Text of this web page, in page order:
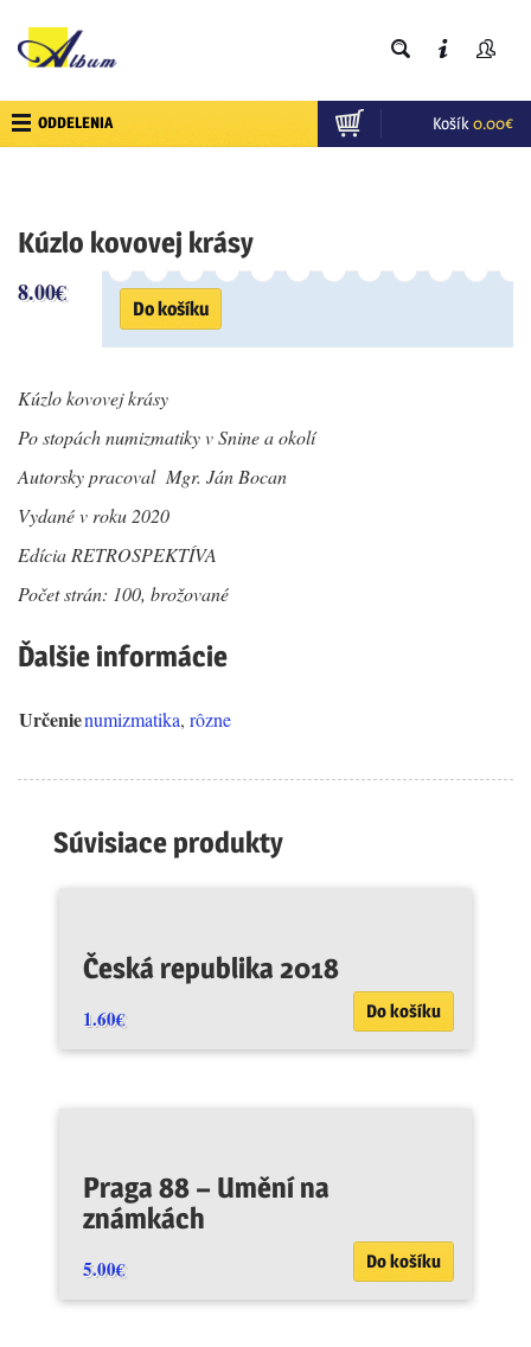
Košík 0.00€
ODDELENIA
Kúzlo kovovej krásy
8.00€
Do košíku
Kúzlo kovovej krásy
Po stopách numizmatiky v Snine a okolí
Autorsky pracoval Mgr. Ján Bocan
Vydané v roku 2020
Edícia RETROSPEKTÍVA
Počet strán: 100, brožované
Ďalšie informácie
Určenienumizmatika, rôzne
Súvisiace produkty
Česká republika 2018
1.60€ Do košíku
Praga 88 – Umění na
známkách
5.00€ Do košíku